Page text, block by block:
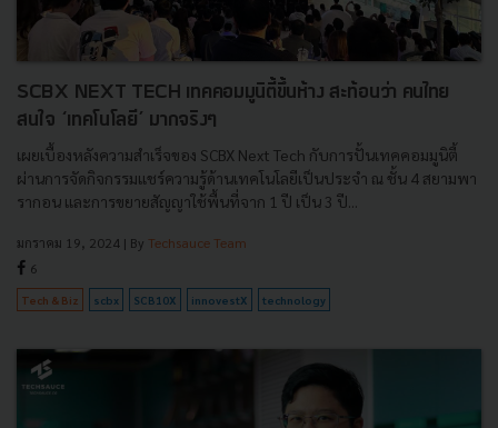
SCBX NEXT TECH เทคคอมมูนิตี้ขึ้นห้าง สะท้อนว่า คนไทย
สนใจ ‘เทคโนโลยี’ มากจริงๆ
เผยเบื้องหลังความสำเร็จของ SCBX Next Tech กับการปั้นเทคคอมมูนิตี้
ผ่านการจัดกิจกรรมแชร์ความรู้ด้านเทคโนโลยีเป็นประจำ ณ ชั้น 4 สยามพา
รากอน และการขยายสัญญาใช้พื้นที่จาก 1 ปี เป็น 3 ปี...
มกราคม 19, 2024 | By Techsauce Team
6
Tech & Biz scbx SCB10X innovestX technology